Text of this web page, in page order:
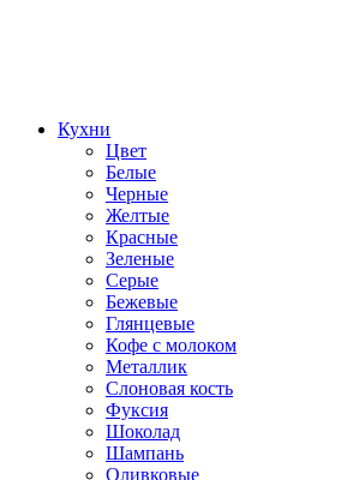
Кухни
Цвет
Белые
Черные
Желтые
Красные
Зеленые
Серые
Бежевые
Глянцевые
Кофе с молоком
Металлик
Слоновая кость
Фуксия
Шоколад
Шампань
Оливковые